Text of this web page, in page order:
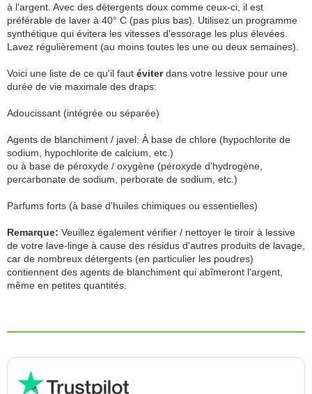
à l'argent. Avec des détergents doux comme ceux-ci, il est
préférable de laver à 40° C (pas plus bas). Utilisez un programme
synthétique qui évitera les vitesses d'essorage les plus élevées.
Lavez régulièrement (au moins toutes les une ou deux semaines).
Voici une liste de ce qu'il faut éviterdans votre lessive pour une
durée de vie maximale des draps:
Adoucissant (intégrée ou séparée)
Agents de blanchiment / javel: À base de chlore (hypochlorite de
sodium, hypochlorite de calcium, etc.)
ou à base de péroxyde / oxygène (péroxyde d'hydrogène,
percarbonate de sodium, perborate de sodium, etc.)
Parfums forts (à base d'huiles chimiques ou essentielles)
Remarque: Veuillez également vérifier / nettoyer le tiroir à lessive
de votre lave-linge à cause des résidus d'autres produits de lavage,
car de nombreux détergents (en particulier les poudres)
contiennent des agents de blanchiment qui abîmeront l'argent,
même en petites quantités.